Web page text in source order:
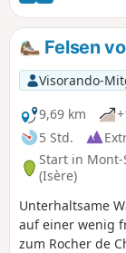
letzten drei
monumentale
Eigentümer
Garagentore
Künstlern zur
besten
Stadtrundfahrt
gegen 9:00 Uhr,
herrscht, das
und Garagen
sind.
Felsen
Visorando-
9,69 km
5 Std.
Start in
(Isère)
Unterhaltsame
auf einer wenig
zum Rocher de